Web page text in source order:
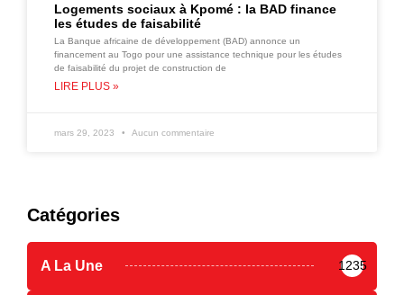
Logements sociaux à Kpomé : la BAD finance
les études de faisabilité
La Banque africaine de développement (BAD) annonce un
financement au Togo pour une assistance technique pour les études
de faisabilité du projet de construction de
LIRE PLUS »
mars 29, 2023 Aucun commentaire
Catégories
A La Une 1235